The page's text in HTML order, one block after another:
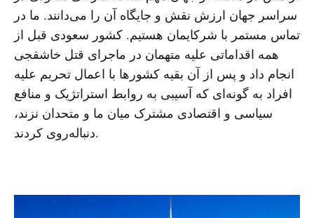
سراسر جهان ارزش نقش و جایگاه آن را می‌دانند. ما در
تماس مستمر با شرکایمان هستیم. کشور سعودی قبل از
همه اقداماتی علیه متهمان در ماجرای قتل خاشقجی
انجام داد و پس از آن بقیه کشورها با اعمال تحریم علیه
افراد به گونه‌ای که آسیبی به روابط استراتژیک و منافع
سیاسی و اقتصادی مشترک میان ما و متحدان نزند،
دنباله‌روی کردند.